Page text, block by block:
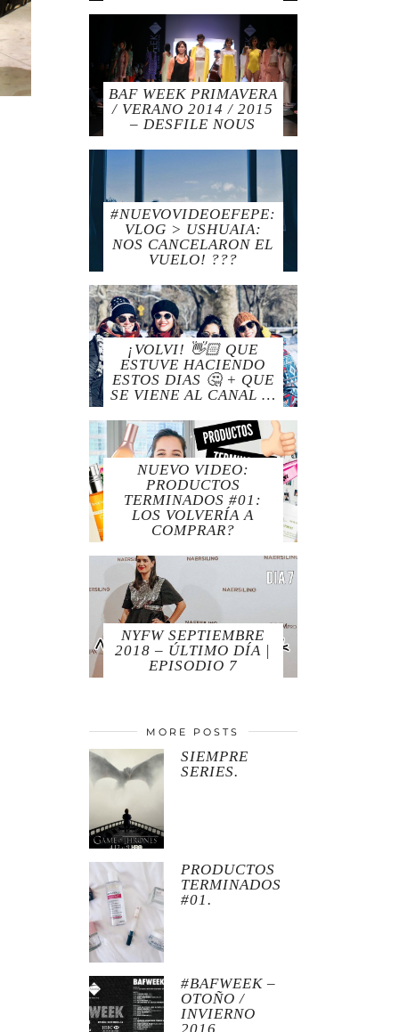
BAF WEEK PRIMAVERA
/ VERANO 2014 / 2015
– DESFILE NOUS
#NUEVOVIDEOEFEPE:
VLOG > USHUAIA:
NOS CANCELARON EL
VUELO! ???
¡VOLVI! 👋🏻 QUE
ESTUVE HACIENDO
ESTOS DIAS 🤔 + QUE
SE VIENE AL CANAL …
NUEVO VIDEO:
PRODUCTOS
TERMINADOS #01:
LOS VOLVERÍA A
COMPRAR?
NYFW SEPTIEMBRE
2018 – ÚLTIMO DÍA |
EPISODIO 7
MORE POSTS
SIEMPRE
SERIES.
PRODUCTOS
TERMINADOS
#01.
#BAFWEEK –
OTOÑO /
INVIERNO
2016